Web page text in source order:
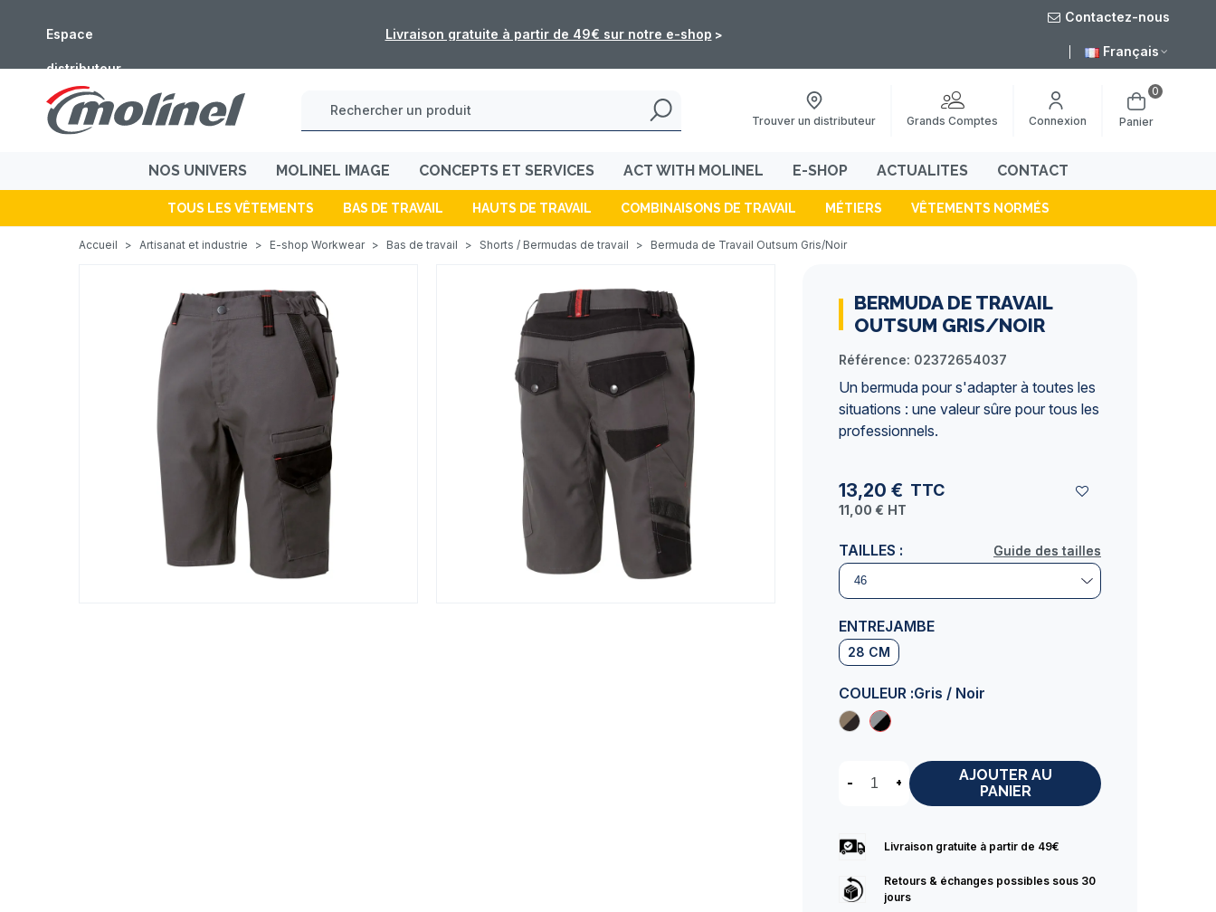
Espace
distributeur
Fermeture estivale : les commandes de l'e-shop ne seront pas traitées du 5 au 16 août
Contactez-nous
Français
Trouver un distributeur Grands Comptes Connexion Panier
0
NOS UNIVERS MOLINEL IMAGE CONCEPTS ET SERVICES ACT WITH MOLINEL E-SHOP ACTUALITES CONTACT
TOUS LES VÊTEMENTS BAS DE TRAVAIL HAUTS DE TRAVAIL COMBINAISONS DE TRAVAIL MÉTIERS VÊTEMENTS NORMÉS
Accueil > Artisanat et industrie > E-shop Workwear > Bas de travail > Shorts / Bermudas de travail > Bermuda de Travail Outsum Gris/Noir
BERMUDA DE TRAVAIL
OUTSUM GRIS/NOIR
Référence: 02372654037
Un bermuda pour s'adapter à toutes les
situations : une valeur sûre pour tous les
professionnels.
13,20 € TTC
11,00 € HT
Guide des tailles
TAILLES : Guide des tailles
ENTREJAMBE
28 CM
COULEUR :Gris / Noir
- +
AJOUTER AU
PANIER
Livraison gratuite à partir de 49€
Retours & échanges possibles sous 30
jours